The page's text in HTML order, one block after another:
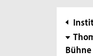
Bühne